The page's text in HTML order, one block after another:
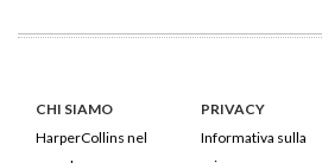
CHI SIAMO
HarperCollins nel
PRIVACY
Informativa sulla